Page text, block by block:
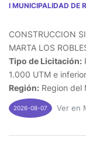
I MUNICIPALIDAD DE
CONSTRUCCION
MARTA LOS
Tipo de Licitación:
1.000 UTM e
Región: Region del
2026-08-07 Ver en